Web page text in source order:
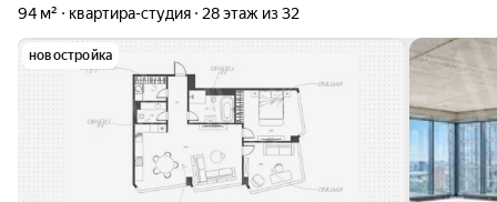
94 м² квартира-студия 28 этаж из 32
новостройка